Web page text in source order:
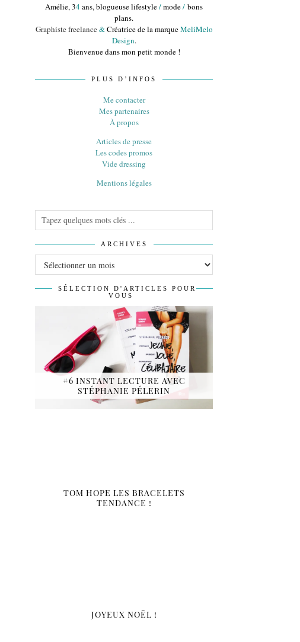
Amélie, 34ans, blogueuse lifestyle/mode/ bons
plans.
Graphiste freelance&Créatrice de la marqueMeliMelo
Design.
Bienvenue dans mon petit monde !
PLUS D’INFOS
Me contacter
Mes partenaires
À propos
Articles de presse
Les codes promos
Vide dressing
Mentions légales
ARCHIVES
SÉLECTION D'ARTICLES POUR
VOUS
#6 INSTANT LECTURE AVEC
STÉPHANIE PÉLERIN
TOM HOPE LES BRACELETS
TENDANCE !
JOYEUX NOËL !